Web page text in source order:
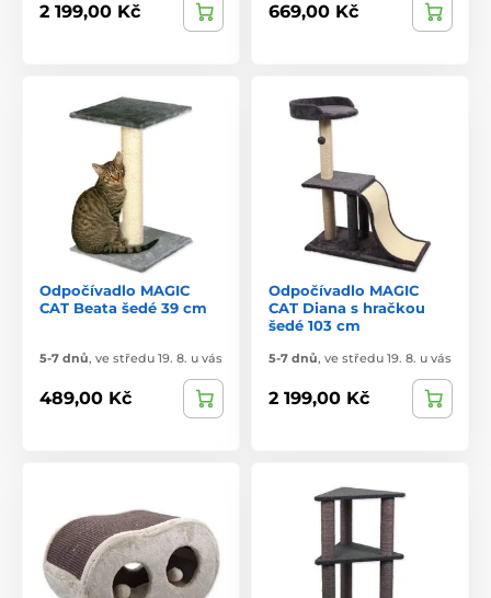
2 199,00 Kč 669,00 Kč
Odpočívadlo MAGIC
CAT Beata šedé 39 cm
5-7 dnů, ve středu 19. 8. u vás
489,00 Kč
Odpočívadlo MAGIC
CAT Diana s hračkou
šedé 103 cm
5-7 dnů, ve středu 19. 8. u vás
2 199,00 Kč